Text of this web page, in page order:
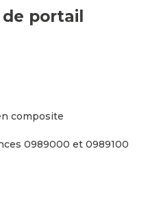
portail
composite
0989000 et 0989100